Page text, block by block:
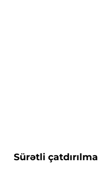
Sürətli çatdırılma